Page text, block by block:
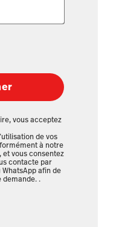
vous acceptez
de vos
à notre
et vous consentez
contacte par
afin de
demande. .